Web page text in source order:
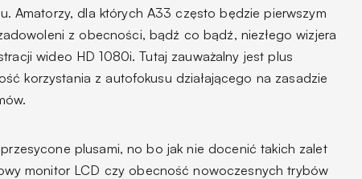
Amatorzy, dla których A33 często będzie pierwszym
z obecności, bądź co bądź, niezłego wizjera
wideo HD 1080i. Tutaj zauważalny jest plus
korzystania z autofokusu działającego na zasadzie
przesycone plusami, no bo jak nie docenić takich zalet
monitor LCD czy obecność nowoczesnych trybów